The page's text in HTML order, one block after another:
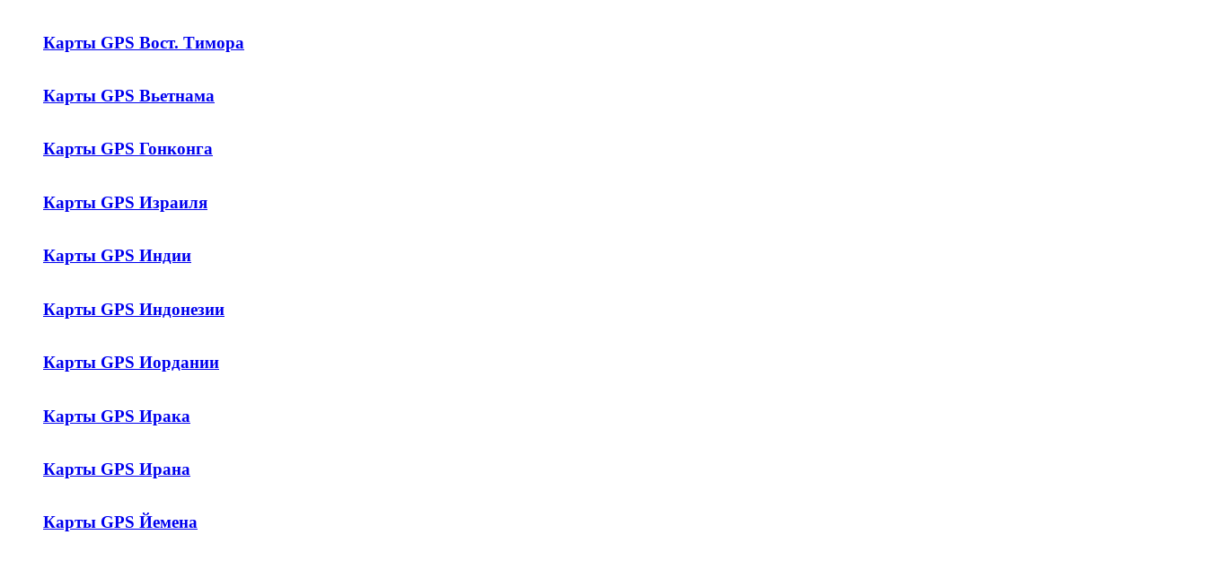
Карты GPS Вост. Тимора
Карты GPS Вьетнама
Карты GPS Гонконга
Карты GPS Израиля
Карты GPS Индии
Карты GPS Индонезии
Карты GPS Иордании
Карты GPS Ирака
Карты GPS Ирана
Карты GPS Йемена